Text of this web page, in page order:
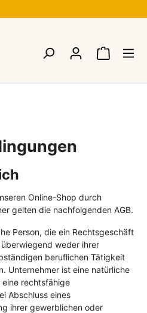
Online-Shop durch
gelten die nachfolgenden AGB.
Person, die ein Rechtsgeschäft
weder ihrer
beruflichen Tätigkeit
Unternehmer ist eine natürliche
rechtsfähige
Abschluss eines
ihrer gewerblichen oder